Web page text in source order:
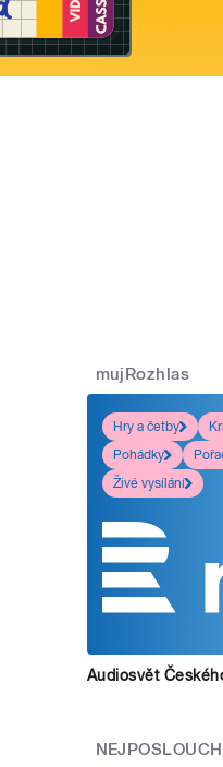
mujRozhlas
Hry a četby
Pohádky
Živé vysílání
Audiosvět